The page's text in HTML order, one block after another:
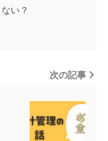
い？
次の記事